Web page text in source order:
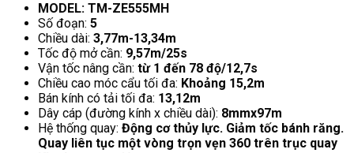
MODEL: TM-ZE555MH
Số đoạn: 5
Chiều dài: 3,77m-13,34m
Tốc độ mở cần: 9,57m/25s
Vận tốc nâng cần: từ 1 đến 78 độ/12,7s
Chiều cao móc cẩu tối đa: Khoảng 15,2m
Bán kính có tải tối đa: 13,12m
Dây cáp (đường kính x chiều dài): 8mmx97m
Hệ thống quay: Động cơ thủy lực. Giảm tốc bánh răng.
Quay liên tục một vòng trọn vẹn 360 trên trục quay